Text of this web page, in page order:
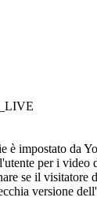
è impostato da
per i video
se il visitatore
versione